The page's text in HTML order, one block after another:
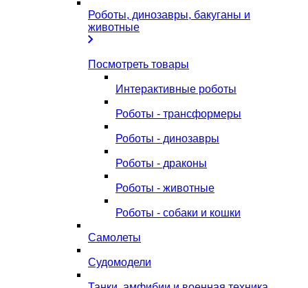
Роботы, динозавры, бакуганы и
животные
Посмотреть товары
Интерактивные роботы
Роботы - трансформеры
Роботы - динозавры
Роботы - драконы
Роботы - животные
Роботы - собаки и кошки
Самолеты
Судомодели